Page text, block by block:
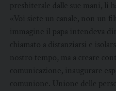
presbiterale dalle sue mani, li
«Voi siete un canale, non un
immagine il papa intendeva
chiamato a distanziarsi e
nostro tempo, ma a creare
comunicazione, inaugurare
comunione. Unione delle